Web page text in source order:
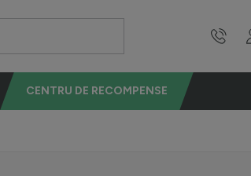
CENTRU DE RECOMPENSE